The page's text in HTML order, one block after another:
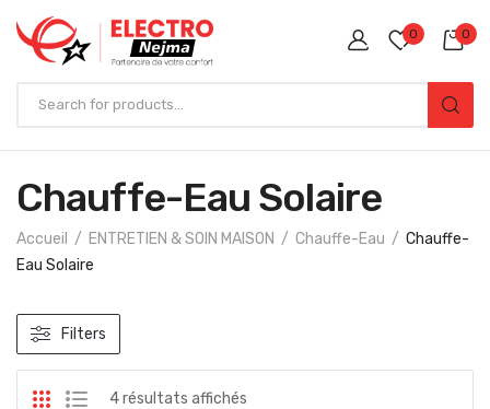
0 0
Chauffe-Eau Solaire
Accueil ENTRETIEN & SOIN MAISON Chauffe-Eau
Chauffe-
Eau Solaire
Filters
4 résultats affichés